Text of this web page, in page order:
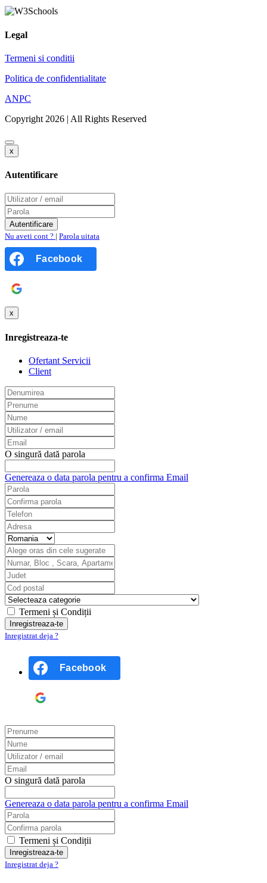
Legal
Termeni si conditii
Politica de confidentialitate
ANPC
Copyright 2026 | All Rights Reserved
x
Autentificare
Nu aveti cont ? | Parola uitata
Facebook
x
Inregistreaza-te
Ofertant Servicii
Client
O singură dată parola
Genereaza o data parola pentru a confirma Email
Termeni și Condiții
Inregistrat deja ?
Facebook
O singură dată parola
Genereaza o data parola pentru a confirma Email
Termeni și Condiții
Inregistrat deja ?